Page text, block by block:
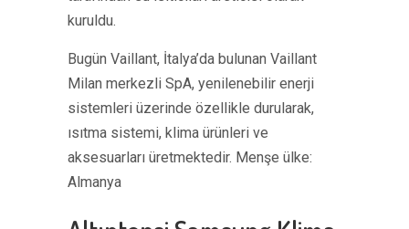
kuruldu.
Bugün Vaillant, İtalya’da bulunan Vaillant
Milan merkezli SpA, yenilenebilir enerji
sistemleri üzerinde özellikle durularak,
ısıtma sistemi, klima ürünleri ve
aksesuarları üretmektedir. Menşe ülke:
Almanya